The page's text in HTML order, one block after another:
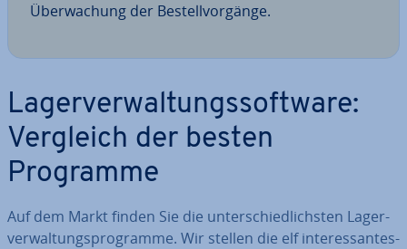
Über­wa­chung der Be­stell­vor­gän­ge.
La­ger­ver­wal­tungs­soft­ware:
Vergleich der besten
Programme
Auf dem Markt finden Sie die un­ter­schied­lichs­ten La­ger­
ver­wal­tungs­pro­gram­me. Wir stellen die elf in­ter­es­san­tes­